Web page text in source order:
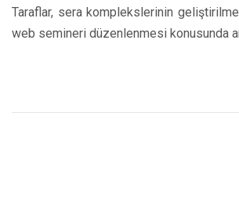
Taraflar, sera komplekslerinin
web semineri düzenlenmesi konusunda